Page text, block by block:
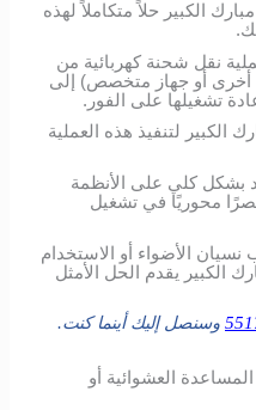
الكبير حلاً متكاملاً لهذه
نقل شحنة كهربائية من
أخرى أو جهاز متخصص) إلى
تشغيلها على الفور.
الكبير لتنفيذ هذه العملية
بشكل كلي على الأنظمة
محوريًا في تشغيل
الأضواء أو الاستخدام
الكبير يقدم الحل الأمثل
وسنصل إليك أينما كنت.
العشوائية أو